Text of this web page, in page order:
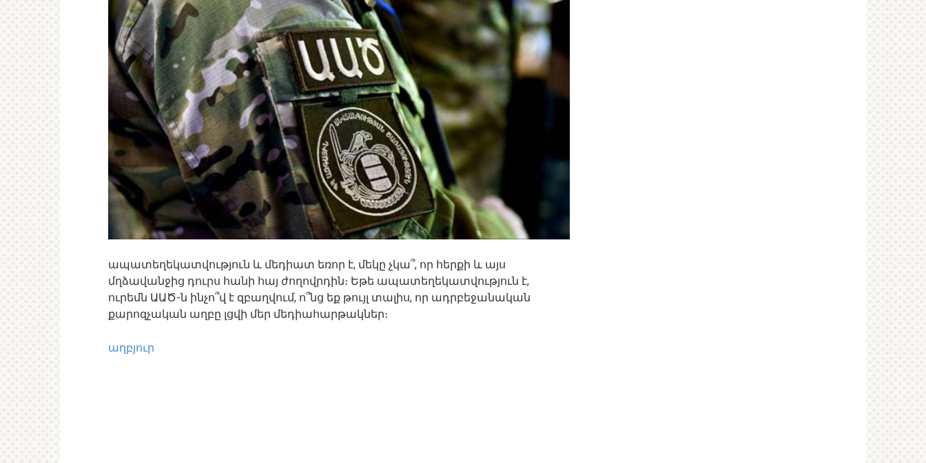
ապատեղեկատվություն և մեդիատ եռոր է, մեկը չկա՞, որ հերքի և այս
մղձավանջից դուրս հանի հայ ժողովրդին։ Եթե ապատեղեկատվություն է,
ուրեմն ԱԱԾ-ն ինչո՞վ է զբաղվում, ո՞նց եք թույլ տալիս, որ ադրբեջանական
քարոզչական աղբը լցվի մեր մեդիահարթակներ։
աղբյուր